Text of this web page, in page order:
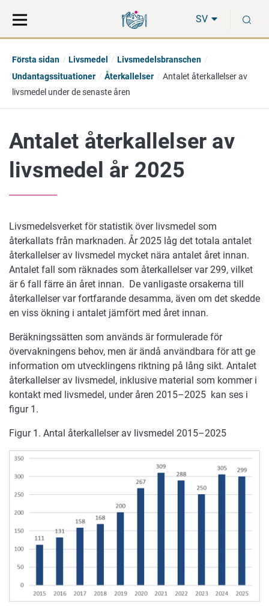
direkt
till
på
hela
SV
Första sidan Livsmedel
Livsmedelsbranschen
Undantagssituationer
Återkallelser
Antalet återkallelser av
livsmedel under de senaste åren
Antalet återkallelser av
livsmedel år 2025
Livsmedelsverket för statistik över livsmedel som
återkallats från marknaden. År 2025 låg det totala antalet
återkallelser av livsmedel mycket nära antalet året innan.
Antalet fall som räknades som återkallelser var 299, vilket
är 6 fall färre än året innan. De vanligaste orsakerna till
återkallelser var fortfarande desamma, även om det skedde
en viss ökning i antalet jämfört med året innan.
Beräkningssätten som används är formulerade för
övervakningens behov, men är ändå användbara för att ge
information om utvecklingens riktning på lång sikt. Antalet
återkallelser av livsmedel, inklusive material som kommer i
kontakt med livsmedel, under åren 2015–2025 kan ses i
figur 1.
Figur 1. Antal återkallelser av livsmedel 2015–2025